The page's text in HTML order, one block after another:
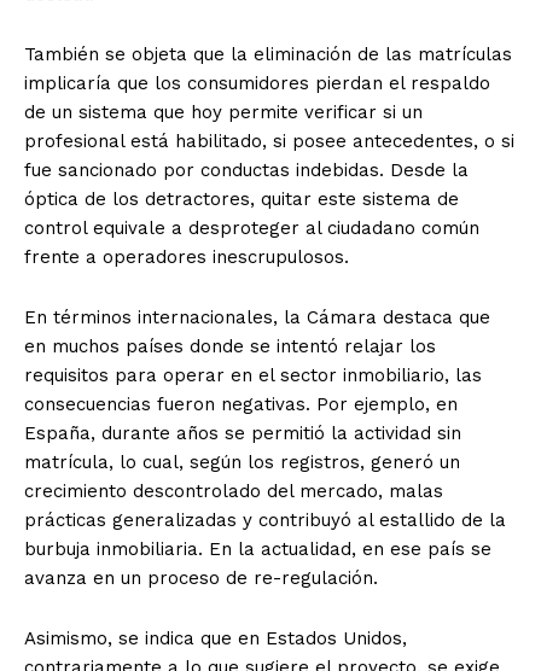
También se objeta que la eliminación de las matrículas
implicaría que los consumidores pierdan el respaldo
de un sistema que hoy permite verificar si un
profesional está habilitado, si posee antecedentes, o si
fue sancionado por conductas indebidas. Desde la
óptica de los detractores, quitar este sistema de
control equivale a desproteger al ciudadano común
frente a operadores inescrupulosos.
En términos internacionales, la Cámara destaca que
en muchos países donde se intentó relajar los
requisitos para operar en el sector inmobiliario, las
consecuencias fueron negativas. Por ejemplo, en
España, durante años se permitió la actividad sin
matrícula, lo cual, según los registros, generó un
crecimiento descontrolado del mercado, malas
prácticas generalizadas y contribuyó al estallido de la
burbuja inmobiliaria. En la actualidad, en ese país se
avanza en un proceso de re-regulación.
Asimismo, se indica que en Estados Unidos,